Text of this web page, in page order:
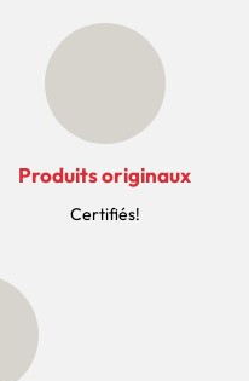
Produits originaux
Certifiés!